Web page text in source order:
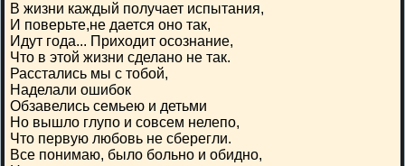
В жизни каждый получает испытания,
И поверьте,не дается оно так,
Идут года... Приходит осознание,
Что в этой жизни сделано не так.
Расстались мы с тобой,
Наделали ошибок
Обзавелись семьею и детьми
Но вышло глупо и совсем нелепо,
Что первую любовь не сберегли.
Все понимаю, было больно и обидно,